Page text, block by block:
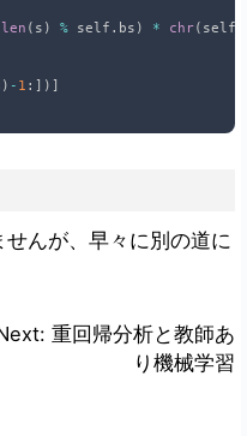
len ( s ) % self . bs ) * chr( self
) - 1 : )
んが、早々に別の道に
重回帰分析と教師あ
り機械学習